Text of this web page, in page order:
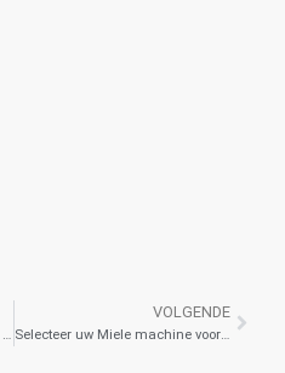
VOLGENDE
Selecteer uw Miele machine voor de juiste Reinigingstabletten